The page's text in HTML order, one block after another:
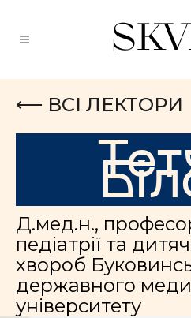
⟵ ВСІ ЛЕКТОРИ
Д.мед.н.,
педіатрії та
хвороб
державного
університету